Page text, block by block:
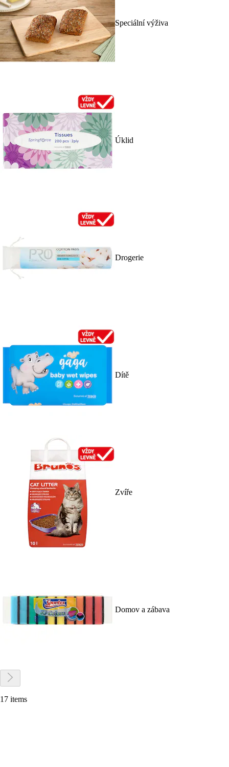
Speciální výživa
Úklid
Drogerie
Dítě
Zvíře
Domov a zábava
17 items